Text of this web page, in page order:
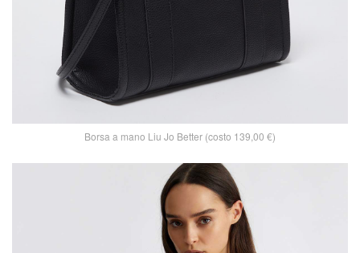
Borsa a mano Liu Jo Better (costo 139,00 €)